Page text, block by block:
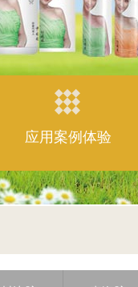
应用案例体验